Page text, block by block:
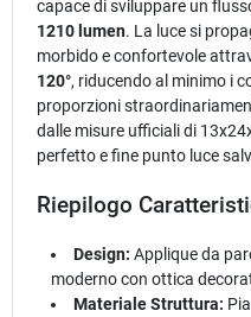
capace di sviluppare un
1210 lumen. La luce si
morbido e confortevole
120°, riducendo al minimo i
proporzioni
dalle misure ufficiali di
perfetto e fine punto luce
Riepilogo
Design: Applique da
moderno con ottica
Materiale Struttura: